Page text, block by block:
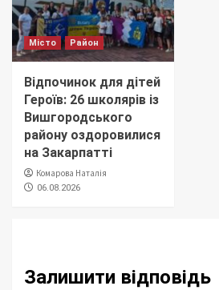
Місто Район
Відпочинок для дітей
Героїв: 26 школярів із
Вишгородського
району оздоровилися
на Закарпатті
Комарова Наталія
06.08.2026
Залишити відповідь